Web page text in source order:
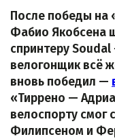
После победы на
Фабио Якобсена
спринтеру
велогонщик всё
вновь победил —
«Тиррено —
велоспорту смог
Филипсеном и